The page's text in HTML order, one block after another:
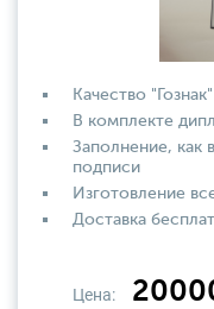
Качество "Гознак"
В комплекте
Заполнение, как
подписи
Изготовление
Доставка
Цена: